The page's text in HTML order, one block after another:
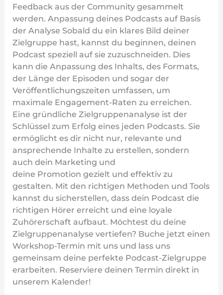
Feedback aus der Community gesammelt
werden. Anpassung deines Podcasts auf Basis
der Analyse Sobald du ein klares Bild deiner
Zielgruppe hast, kannst du beginnen, deinen
Podcast speziell auf sie zuzuschneiden. Dies
kann die Anpassung des Inhalts, des Formats,
der Länge der Episoden und sogar der
Veröffentlichungszeiten umfassen, um
maximale Engagement-Raten zu erreichen.
Eine gründliche Zielgruppenanalyse ist der
Schlüssel zum Erfolg eines jeden Podcasts. Sie
ermöglicht es dir nicht nur, relevante und
ansprechende Inhalte zu erstellen, sondern
auch dein Marketing und
deine Promotion gezielt und effektiv zu
gestalten. Mit den richtigen Methoden und Tools
kannst du sicherstellen, dass dein Podcast die
richtigen Hörer erreicht und eine loyale
Zuhörerschaft aufbaut. Möchtest du deine
Zielgruppenanalyse vertiefen? Buche jetzt einen
Workshop-Termin mit uns und lass uns
gemeinsam deine perfekte Podcast-Zielgruppe
erarbeiten. Reserviere deinen Termin direkt in
unserem Kalender!